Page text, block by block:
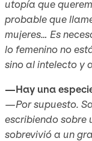
utopía que
probable que
mujeres… Es
lo femenino no
sino al intelecto y
—Hay una
—Por supuesto.
escribiendo sobre
sobrevivió a un